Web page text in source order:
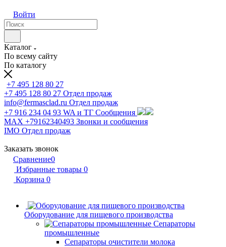
Войти
Каталог
По всему сайту
По каталогу
+7 495 128 80 27
+7 495 128 80 27 Отдел продаж
info@fermasclad.ru Отдел продаж
+7 916 234 04 93 WA и ТГ Сообщения
MAX +79162340493 Звонки и сообщения
IMO Отдел продаж
Заказать звонок
Сравнение0
Избранные товары 0
Корзина 0
Оборудование для пищевого производства
Сепараторы
промышленные
Сепараторы очистители молока